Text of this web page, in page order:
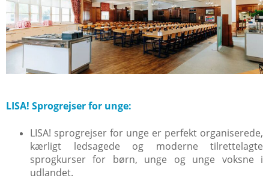
LISA! Sprogrejser for unge:
LISA! sprogrejser for unge er perfekt organiserede,
kærligt ledsagede og moderne tilrettelagte
sprogkurser for børn, unge og unge voksne i
udlandet.